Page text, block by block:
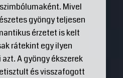
Mivel
gyöngy teljesen
érzetet is kelt
rátekint egy ilyen
A gyöngy ékszerek
és visszafogott